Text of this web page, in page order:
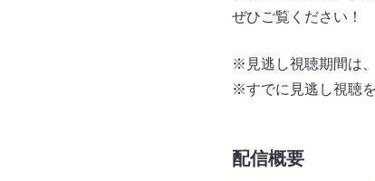
ぜひご覧ください！
※見逃し視聴期間は
※すでに見逃し視聴
配信概要